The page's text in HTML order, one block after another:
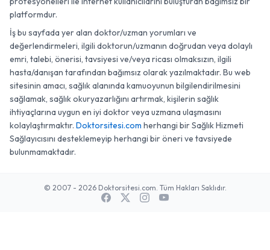
platformdur.
İş bu sayfada yer alan doktor/uzman yorumları ve
değerlendirmeleri, ilgili doktorun/uzmanın doğrudan veya dolaylı
emri, talebi, önerisi, tavsiyesi ve/veya ricası olmaksızın, ilgili
hasta/danışan tarafından bağımsız olarak yazılmaktadır. Bu web
sitesinin amacı, sağlık alanında kamuoyunun bilgilendirilmesini
sağlamak, sağlık okuryazarlığını artırmak, kişilerin sağlık
ihtiyaçlarına uygun en iyi doktor veya uzmana ulaşmasını
kolaylaştırmaktır. Doktorsitesi.com herhangi bir Sağlık Hizmeti
Sağlayıcısını desteklemeyip herhangi bir öneri ve tavsiyede
bulunmamaktadır.
© 2007 - 2026 Doktorsitesi.com. Tüm Hakları Saklıdır.